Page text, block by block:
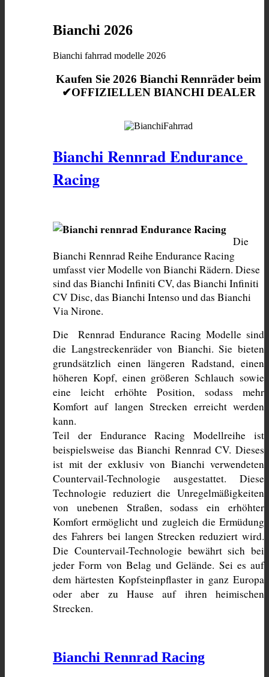
Bianchi 2026
Bianchi fahrrad modelle 2026
Kaufen Sie 2026 Bianchi Rennräder beim
✔OFFIZIELLEN BIANCHI DEALER
Bianchi Rennrad Endurance
Racing
Die
Bianchi Rennrad Reihe Endurance Racing
umfasst vier Modelle von Bianchi Rädern. Diese
sind das Bianchi Infiniti CV, das Bianchi Infiniti
CV Disc, das Bianchi Intenso und das Bianchi
Via Nirone.
Die  Rennrad Endurance Racing Modelle sind
die Langstreckenräder von Bianchi. Sie bieten
grundsätzlich einen längeren Radstand, einen
höheren Kopf, einen größeren Schlauch sowie
eine leicht erhöhte Position, sodass mehr
Komfort auf langen Strecken erreicht werden
kann.
Teil der Endurance Racing Modellreihe ist
beispielsweise das Bianchi Rennrad CV. Dieses
ist mit der exklusiv von Bianchi verwendeten
Countervail-Technologie ausgestattet. Diese
Technologie reduziert die Unregelmäßigkeiten
von unebenen Straßen, sodass ein erhöhter
Komfort ermöglicht und zugleich die Ermüdung
des Fahrers bei langen Strecken reduziert wird.
Die Countervail-Technologie bewährt sich bei
jeder Form von Belag und Gelände. Sei es auf
dem härtesten Kopfsteinpflaster in ganz Europa
oder aber zu Hause auf ihren heimischen
Strecken.
Bianchi Rennrad Racing